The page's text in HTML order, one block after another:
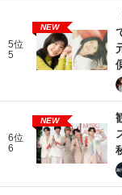
5位
5
NEW
6位
6
NEW